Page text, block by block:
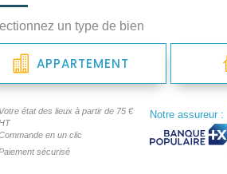
un type de bien
APPARTEMENT
Votre état des lieux à partir de 75 €
en un clic
sécurisé
Notre assureur :